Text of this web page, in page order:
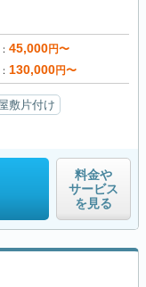
45,000円〜
130,000円〜
敷片付け
料金や
サービス
を見る